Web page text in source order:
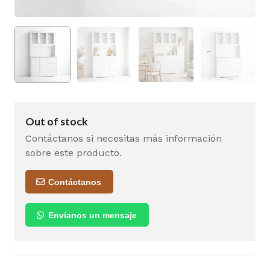
Out of stock
Contáctanos si necesitas más información
sobre este producto.
Contáctanos
Envíanos un mensaje